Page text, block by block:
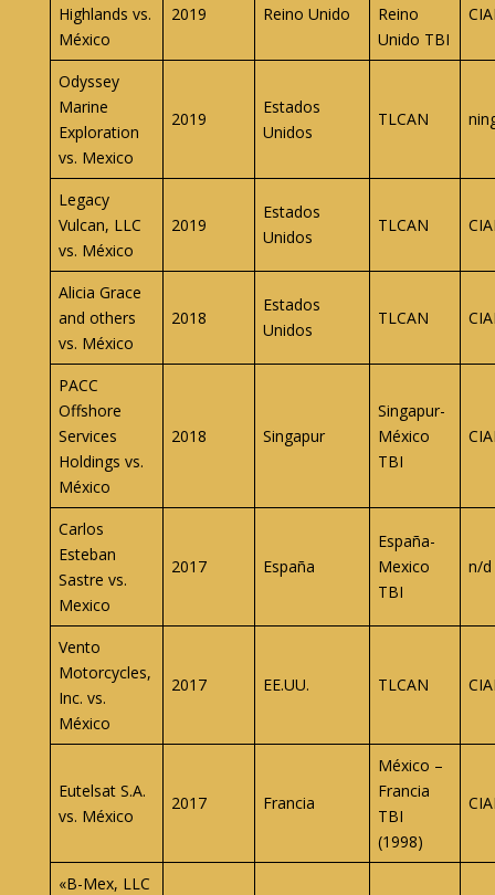
Highlands vs.
México
2019 Reino Unido
Reino
Unido TBI
Odyssey
Marine
Exploration
vs. Mexico
2019
Estados
Unidos
TLCAN
Legacy
Vulcan, LLC
vs. México
2019
Estados
Unidos
TLCAN
Alicia Grace
and others
vs. México
2018
Estados
Unidos
TLCAN
PACC
Offshore
Services
Holdings vs.
México
2018 Singapur
Singapur-
México
TBI
Carlos
Esteban
Sastre vs.
Mexico
2017 España
España-
Mexico
TBI
n/d
Vento
Motorcycles,
Inc. vs.
México
2017 EE.UU. TLCAN
Eutelsat S.A.
vs. México
2017 Francia
México –
Francia
TBI
(1998)
«B-Mex, LLC